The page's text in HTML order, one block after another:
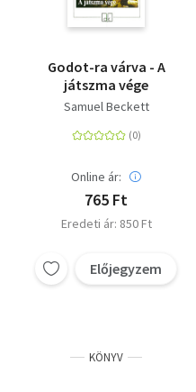
Godot-ra várva - A
játszma vége
Samuel Beckett
Online ár:
765 Ft
Eredeti ár: 850 Ft
Előjegyzem
KÖNYV